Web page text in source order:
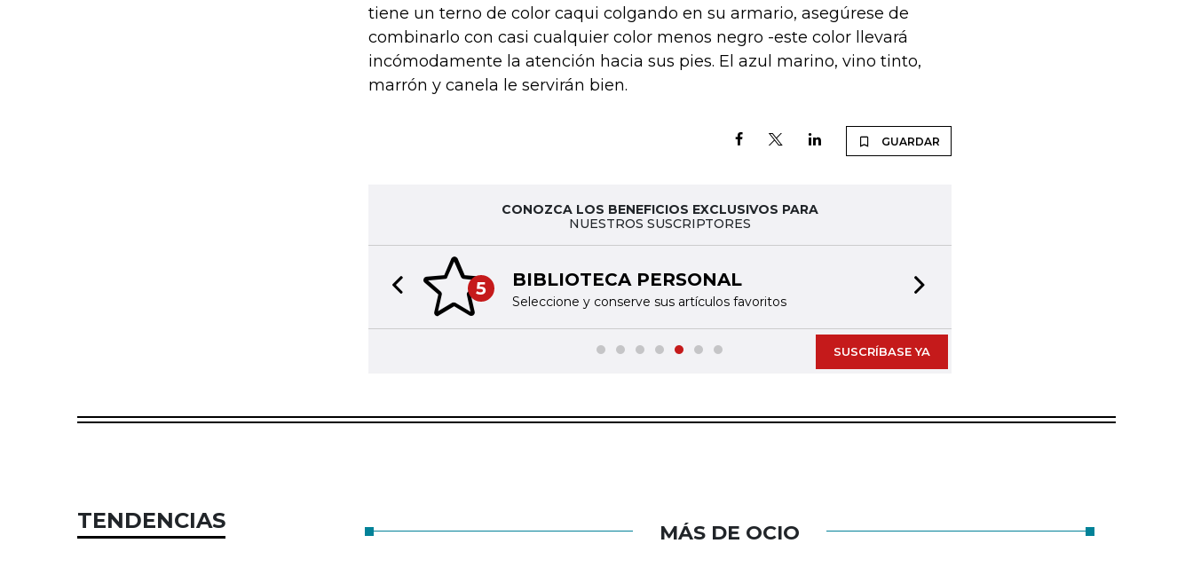
tiene un terno de color caqui colgando en su armario, asegúrese de
combinarlo con casi cualquier color menos negro -este color llevará
incómodamente la atención hacia sus pies. El azul marino, vino tinto,
marrón y canela le servirán bien.
GUARDAR
CONOZCA LOS BENEFICIOS EXCLUSIVOS PARA
NUESTROS SUSCRIPTORES
5 BIBLIOTECA PERSONAL
Seleccione y conserve sus artículos favoritos
Previous slide
SUSCRÍBASE YA
TENDENCIAS MÁS DE OCIO